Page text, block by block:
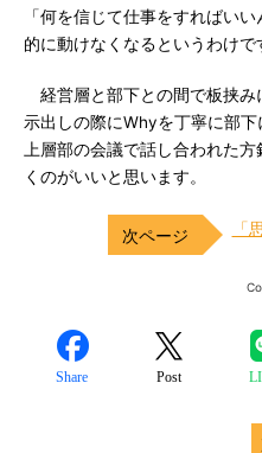
「何を信じて仕事をすればい
的に動けなくなるというわけで
経営層と部下との間で板挟み
示出しの際にWhyを丁寧に部
上層部の会議で話し合われた
くのがいいと思います。
「
Share Post